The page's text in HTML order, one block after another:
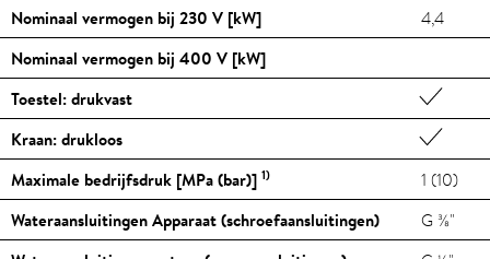
Nominaal vermogen bij 230 V [kW]
Nominaal vermogen bij 400 V [kW]
Toestel: drukvast
Kraan: drukloos
Maximale bedrijfsdruk [MPa (bar)] 1)
Wateraansluitingen Apparaat (schroefaansluitingen)
4,4
1 (10)
G ⅜"